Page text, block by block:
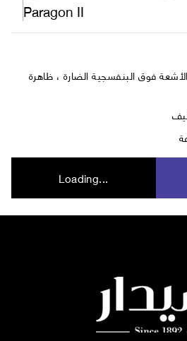
Paragon II
90 -96٪ من الأشعة فوق البنفسجية الضارة ، ظاهرة
Loading...